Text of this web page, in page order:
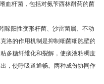
血杆菌，包括对氨苄西林耐药的菌
哚阳性变形杆菌、沙雷菌属、不动
洛的作用机制是抑制细菌细胞壁的
多糖纤维化和裂解，使痰液粘稠度
，使呼吸道通畅。两种成份协同作